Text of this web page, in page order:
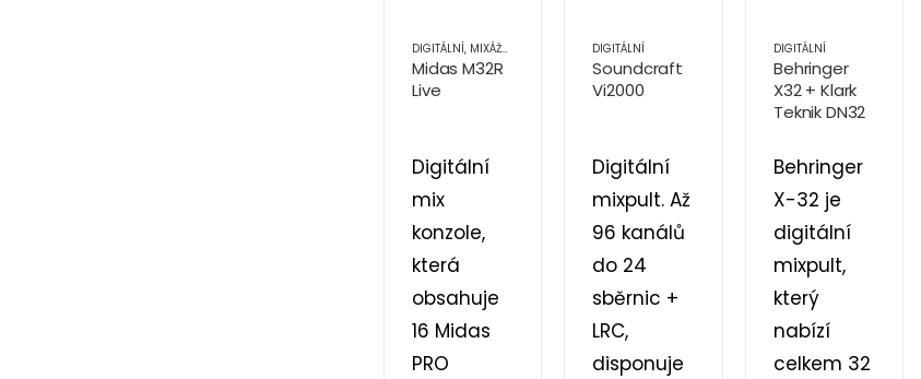
DIGITÁLNÍ, MIXÁŽNÍ PULTY OZVUČOVACÍ TECHNIKA
Midas M32R
Live
Digitální
mix
konzole,
která
obsahuje
16 Midas
PRO
DIGITÁLNÍ
Soundcraft
Vi2000
Digitální
mixpult. Až
96 kanálů
do 24
sběrnic +
LRC,
disponuje
DIGITÁLNÍ
Behringer
X32 + Klark
Teknik DN32
Behringer
X-32 je
digitální
mixpult,
který
nabízí
celkem 32